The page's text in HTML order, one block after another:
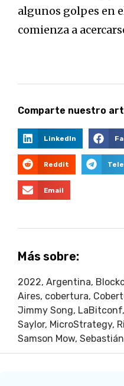
algunos golpes en
comienza a
Comparte nuestro
LinkedIn
Reddit
Email
Más sobre:
2022, Argentina,
Aires, cobertura,
Jimmy Song, LaBitconf,
Saylor, MicroStrategy,
Samson Mow,